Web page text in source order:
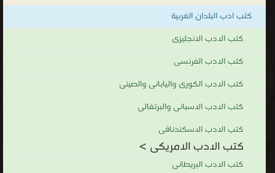
كتب ادب البلدان الغربية
كتب الادب الانجليزى
كتب الادب الفرنسى
كتب الادب الكورى واليابانى والصينى
كتب الادب الاسبانى والبرتغالى
كتب الادب الاسكندنافى
كتب الادب الامريكى >
كتب الادب البريطانى